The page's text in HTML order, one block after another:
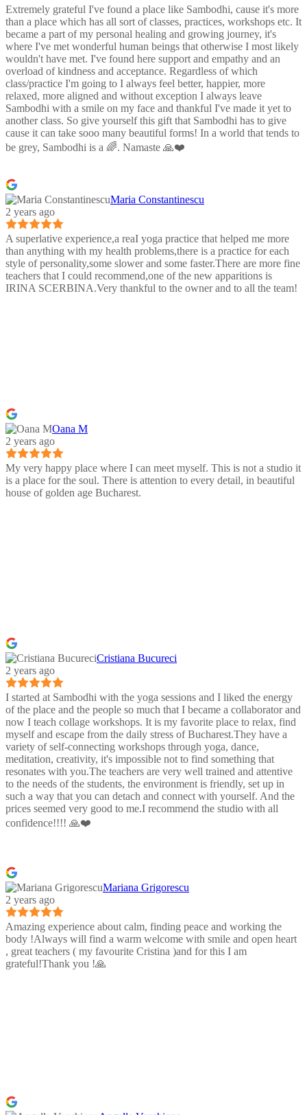
Extremely grateful I've found a place like Sambodhi, cause it's more
than a place which has all sort of classes, practices, workshops etc. It
became a part of my personal healing and growing journey, it's
where I've met wonderful human beings that otherwise I most likely
wouldn't have met. I've found here support and empathy and an
overload of kindness and acceptance. Regardless of which
class/practice I'm going to I always feel better, happier, more
relaxed, more aligned and without exception I always leave
Sambodhi with a smile on my face and thankful I've made it yet to
another class. So give yourself this gift that Sambodhi has to give
cause it can take sooo many beautiful forms! In a world that tends to
be grey, Sambodhi is a 🌈. Namaste 🙏❤️
Maria Constantinescu
2 years ago
A superlative experience,a reaI yoga practice that helped me more
than anything with my health problems,there is a practice for each
style of personality,some slower and some faster.There are more fine
teachers that I could recommend,one of the new apparitions is
IRINA SCERBINA.Very thankful to the owner and to all the team!
Oana M
2 years ago
My very happy place where I can meet myself. This is not a studio it
is a place for the soul. There is attention to every detail, in beautiful
house of golden age Bucharest.
Cristiana Bucureci
2 years ago
I started at Sambodhi with the yoga sessions and I liked the energy
of the place and the people so much that I became a collaborator and
now I teach collage workshops. It is my favorite place to relax, find
myself and escape from the daily stress of Bucharest.They have a
variety of self-connecting workshops through yoga, dance,
meditation, creativity, it's impossible not to find something that
resonates with you.The teachers are very well trained and attentive
to the needs of the students, the environment is friendly, set up in
such a way that you can detach and connect with yourself. And the
prices seemed very good to me.I recommend the studio with all
confidence!!!! 🙏❤️
Mariana Grigorescu
2 years ago
Amazing experience about calm, finding peace and working the
body !Always will find a warm welcome with smile and open heart
, great teachers ( my favourite Cristina )and for this I am
grateful!Thank you !🙏